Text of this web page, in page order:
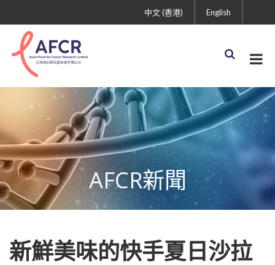
English
中文 (香港)
AFCR新聞
新鮮美味的快手夏日沙拉